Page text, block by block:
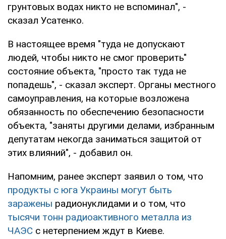
грунтовых водах никто не вспоминал", -
сказал Усатенко.
В настоящее время "туда не допускают
людей, чтобы никто не смог проверить"
состояние объекта, "просто так туда не
попадешь", - сказал эксперт. Органы местного
самоуправления, на которые возложена
обязанность по обеспечению безопасности
объекта, "заняты другими делами, избранным
депутатам некогда заниматься защитой от
этих влияний", - добавил он.
Напомним, ранее эксперт заявил о том, что
продукты с юга Украины могут быть
заражены радионуклидами и о том, что
тысячи тонн радиоактивного металла из
ЧАЭС с нетерпением ждут в Киеве.